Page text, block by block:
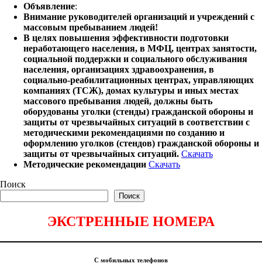
Объявление:
Внимание руководителей организаций и учреждений с
массовым пребыванием людей!
В целях повышения эффективности подготовки
неработающего населения, в МФЦ, центрах занятости,
социальной поддержки и социального обслуживания
населения, организациях здравоохранения, в
социально-реабилитационных центрах, управляющих
компаниях (ТСЖ), домах культуры и иных местах
массового пребывания людей, должны быть
оборудованы уголки (стенды) гражданской обороны и
защиты от чрезвычайных ситуаций в соответствии с
методическими рекомендациями по созданию и
оформлению уголков (стендов) гражданской обороны и
защиты от чрезвычайных ситуаций. Скачать
Методические рекомендации Скачать
Поиск
Поиск
ЭКСТРЕННЫЕ НОМЕРА
С мобильных телефонов